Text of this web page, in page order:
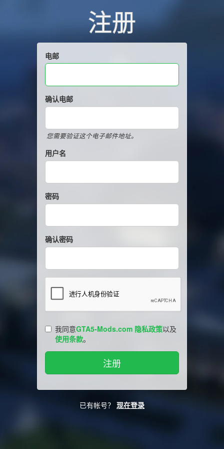
注册
电邮
确认电邮
您需要验证这个电子邮件地址。
用户名
密码
确认密码
我同意GTA5-Mods.com 隐私政策以及
使用条款。
已有帐号？ 现在登录